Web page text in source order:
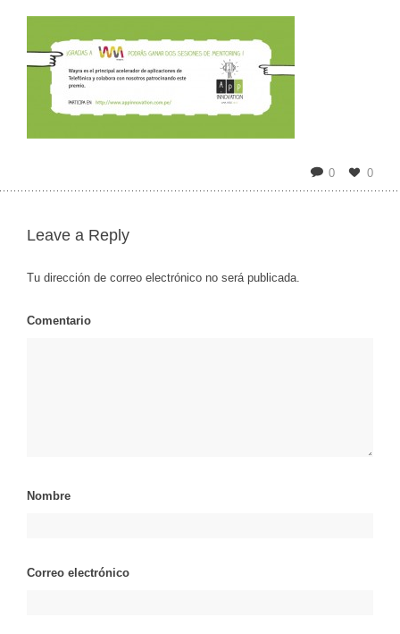
0 0
Leave a Reply
Tu dirección de correo electrónico no será publicada.
Comentario
Nombre
Correo electrónico